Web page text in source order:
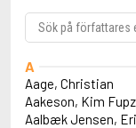
A
Aage, Christian
Aakeson, Kim Fupz
Aalbæk Jensen,